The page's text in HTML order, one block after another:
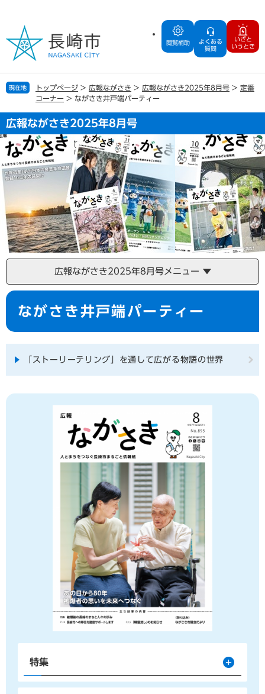
の
で
す
ー
ば
し
本
文
閲覧補助
よくある
質問
いざと
いうとき
現在地 トップページ > 広報ながさき > 広報ながさき2025年8月号 > 定番
コーナー > ながさき井戸端パーティー
広報ながさき2025年8月号
広報ながさき2025年8月号メニュー
本
ながさき井戸端パーティー
「ストーリーテリング」を通して広がる物語の世界
特集